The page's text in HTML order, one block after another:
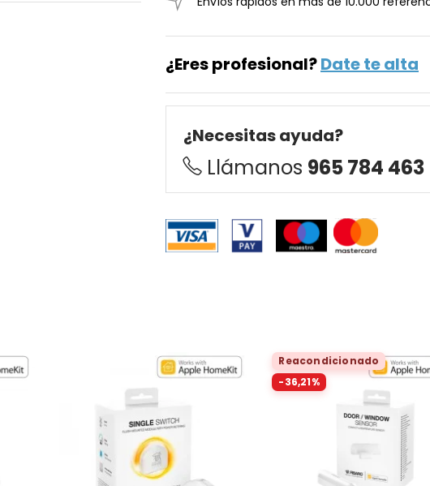
¿Eres profesional?Date te alta
¿Necesitas ayuda?
Llámanos 965 784 463
Reacondicionado
-36,21%